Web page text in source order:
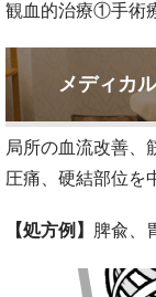
観血的治療①手術
メディカ
局所の血流改善、
圧痛、硬結部位を
【処方例】 脾兪、